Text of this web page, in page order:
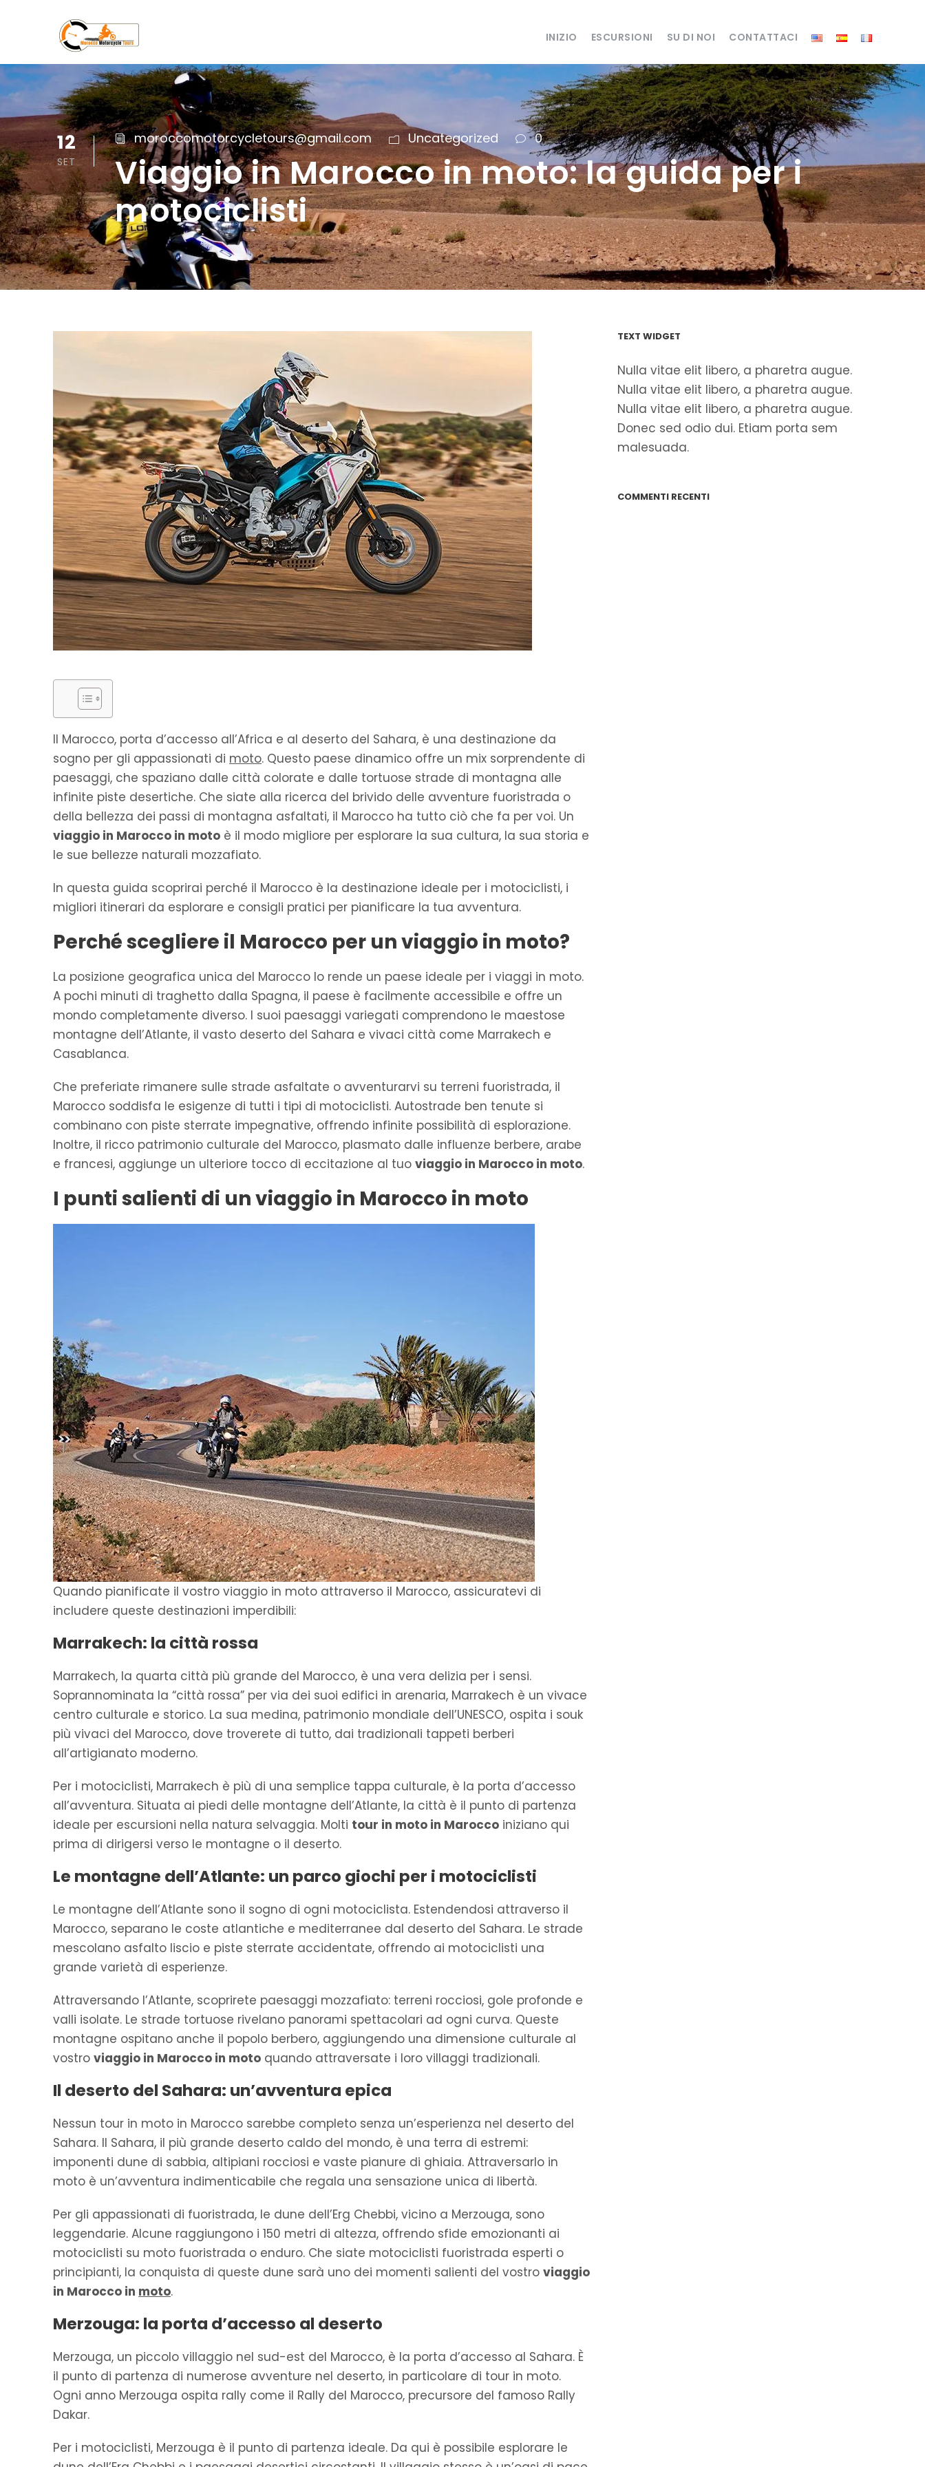
INIZIO ESCURSIONI SU DI NOI CONTATTACI
12
SET
moroccomotorcycletours@gmail.com Uncategorized 0
Viaggio in Marocco in moto: la guida per i
motociclisti
Il Marocco, porta d’accesso all’Africa e al deserto del Sahara, è una destinazione da
sogno per gli appassionati di moto. Questo paese dinamico offre un mix sorprendente di
paesaggi, che spaziano dalle città colorate e dalle tortuose strade di montagna alle
infinite piste desertiche. Che siate alla ricerca del brivido delle avventure fuoristrada o
della bellezza dei passi di montagna asfaltati, il Marocco ha tutto ciò che fa per voi. Un
viaggio in Marocco in moto è il modo migliore per esplorare la sua cultura, la sua storia e
le sue bellezze naturali mozzafiato.
In questa guida scoprirai perché il Marocco è la destinazione ideale per i motociclisti, i
migliori itinerari da esplorare e consigli pratici per pianificare la tua avventura.
Perché scegliere il Marocco per un viaggio in moto?
La posizione geografica unica del Marocco lo rende un paese ideale per i viaggi in moto.
A pochi minuti di traghetto dalla Spagna, il paese è facilmente accessibile e offre un
mondo completamente diverso. I suoi paesaggi variegati comprendono le maestose
montagne dell’Atlante, il vasto deserto del Sahara e vivaci città come Marrakech e
Casablanca.
Che preferiate rimanere sulle strade asfaltate o avventurarvi su terreni fuoristrada, il
Marocco soddisfa le esigenze di tutti i tipi di motociclisti. Autostrade ben tenute si
combinano con piste sterrate impegnative, offrendo infinite possibilità di esplorazione.
Inoltre, il ricco patrimonio culturale del Marocco, plasmato dalle influenze berbere, arabe
e francesi, aggiunge un ulteriore tocco di eccitazione al tuo viaggio in Marocco in moto.
I punti salienti di un viaggio in Marocco in moto
Quando pianificate il vostro viaggio in moto attraverso il Marocco, assicuratevi di
includere queste destinazioni imperdibili:
Marrakech: la città rossa
Marrakech, la quarta città più grande del Marocco, è una vera delizia per i sensi.
Soprannominata la “città rossa” per via dei suoi edifici in arenaria, Marrakech è un vivace
centro culturale e storico. La sua medina, patrimonio mondiale dell’UNESCO, ospita i souk
più vivaci del Marocco, dove troverete di tutto, dai tradizionali tappeti berberi
all’artigianato moderno.
Per i motociclisti, Marrakech è più di una semplice tappa culturale, è la porta d’accesso
all’avventura. Situata ai piedi delle montagne dell’Atlante, la città è il punto di partenza
ideale per escursioni nella natura selvaggia. Molti tour in moto in Marocco iniziano qui
prima di dirigersi verso le montagne o il deserto.
Le montagne dell’Atlante: un parco giochi per i motociclisti
Le montagne dell’Atlante sono il sogno di ogni motociclista. Estendendosi attraverso il
Marocco, separano le coste atlantiche e mediterranee dal deserto del Sahara. Le strade
mescolano asfalto liscio e piste sterrate accidentate, offrendo ai motociclisti una
grande varietà di esperienze.
Attraversando l’Atlante, scoprirete paesaggi mozzafiato: terreni rocciosi, gole profonde e
valli isolate. Le strade tortuose rivelano panorami spettacolari ad ogni curva. Queste
montagne ospitano anche il popolo berbero, aggiungendo una dimensione culturale al
vostro viaggio in Marocco in moto quando attraversate i loro villaggi tradizionali.
Il deserto del Sahara: un’avventura epica
Nessun tour in moto in Marocco sarebbe completo senza un’esperienza nel deserto del
Sahara. Il Sahara, il più grande deserto caldo del mondo, è una terra di estremi:
imponenti dune di sabbia, altipiani rocciosi e vaste pianure di ghiaia. Attraversarlo in
moto è un’avventura indimenticabile che regala una sensazione unica di libertà.
Per gli appassionati di fuoristrada, le dune dell’Erg Chebbi, vicino a Merzouga, sono
leggendarie. Alcune raggiungono i 150 metri di altezza, offrendo sfide emozionanti ai
motociclisti su moto fuoristrada o enduro. Che siate motociclisti fuoristrada esperti o
principianti, la conquista di queste dune sarà uno dei momenti salienti del vostro viaggio
in Marocco in moto.
Merzouga: la porta d’accesso al deserto
Merzouga, un piccolo villaggio nel sud-est del Marocco, è la porta d’accesso al Sahara. È
il punto di partenza di numerose avventure nel deserto, in particolare di tour in moto.
Ogni anno Merzouga ospita rally come il Rally del Marocco, precursore del famoso Rally
Dakar.
Per i motociclisti, Merzouga è il punto di partenza ideale. Da qui è possibile esplorare le
TEXT WIDGET
Nulla vitae elit libero, a pharetra augue.
Nulla vitae elit libero, a pharetra augue.
Nulla vitae elit libero, a pharetra augue.
Donec sed odio dui. Etiam porta sem
malesuada.
COMMENTI RECENTI